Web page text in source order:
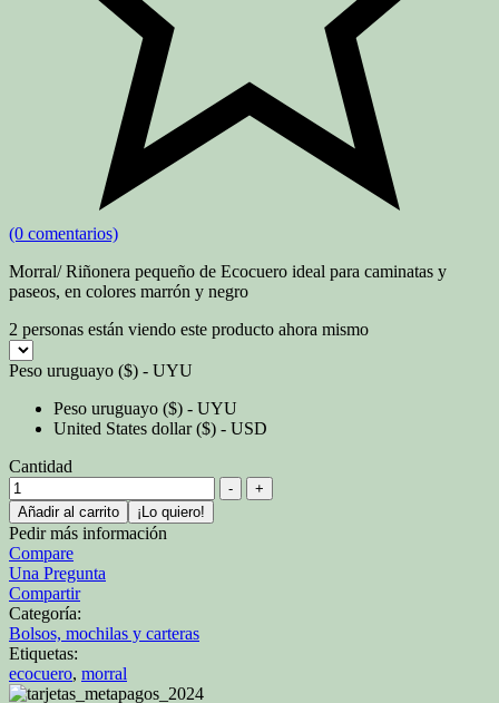
(0 comentarios)
Morral/ Riñonera pequeño de Ecocuero ideal para caminatas y
paseos, en colores marrón y negro
2 personas están viendo este producto ahora mismo
Peso uruguayo ($) - UYU
Peso uruguayo ($) - UYU
United States dollar ($) - USD
Cantidad
-
+
Añadir al carrito
¡Lo quiero!
Pedir más información
Compare
Una Pregunta
Compartir
Categoría:
Bolsos, mochilas y carteras
Etiquetas:
ecocuero, morral